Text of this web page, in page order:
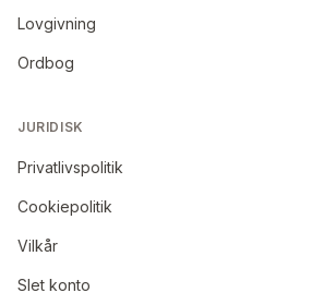
Lovgivning
Ordbog
JURIDISK
Privatlivspolitik
Cookiepolitik
Vilkår
Slet konto